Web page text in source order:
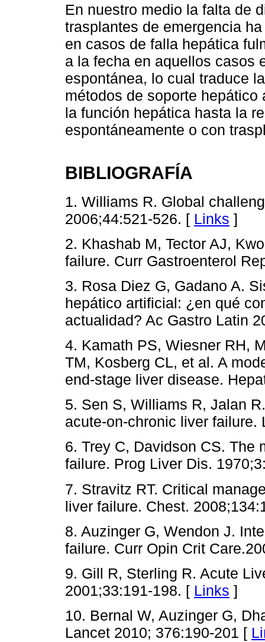
En nuestro medio la falta de
trasplantes de emergencia
en casos de falla hepática
a la fecha en aquellos casos
espontánea, lo cual traduce
métodos de soporte
la función hepática hasta la
espontáneamente o con
BIBLIOGRAFÍA
1. Williams R. Global
2006;44:521-526. [ Links ]
2. Khashab M, Tector AJ,
failure. Curr Gastroenterol
3. Rosa Diez G, Gadano A.
hepático artificial: ¿en qué
actualidad? Ac Gastro Latin
4. Kamath PS, Wiesner RH,
TM, Kosberg CL, et al. A
end-stage liver disease.
5. Sen S, Williams R, Jalan
acute-on-chronic liver
6. Trey C, Davidson CS. The
failure. Prog Liver Dis.
7. Stravitz RT. Critical
liver failure. Chest.
8. Auzinger G, Wendon J.
failure. Curr Opin Crit
9. Gill R, Sterling R. Acute
2001;33:191-198. [ Links ]
10. Bernal W, Auzinger G,
Lancet 2010; 376:190-201 [